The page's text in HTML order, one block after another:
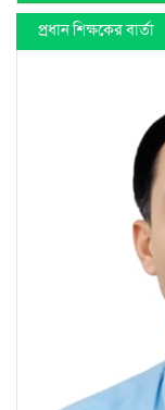
প্রধান শিক্ষকের বার্তা